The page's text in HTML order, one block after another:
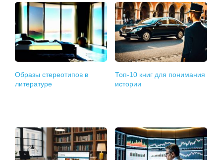
Образы стереотипов в
литературе
Топ-10 книг для понимания
истории